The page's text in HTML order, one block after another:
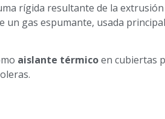
rígida resultante de la
un gas espumante, usada
aislante térmicoen cubiertas